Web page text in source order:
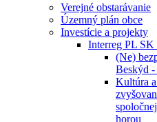
Verejné obstarávanie
Územný plán obce
Investície a projekty
Interreg PL SK
(Ne)
Beskýd
Kultúra
horou